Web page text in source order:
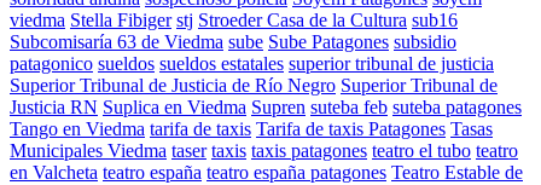
viedma Stella Fibiger stj Stroeder Casa de la Cultura sub16
Subcomisaría 63 de Viedma sube Sube Patagones subsidio
patagonico sueldos sueldos estatales superior tribunal de justicia
Superior Tribunal de Justicia de Río Negro Superior Tribunal de
Justicia RN Suplica en Viedma Supren suteba feb suteba patagones
Tango en Viedma tarifa de taxis Tarifa de taxis Patagones Tasas
Municipales Viedma taser taxis taxis patagones teatro el tubo teatro
en Valcheta teatro españa teatro españa patagones Teatro Estable de